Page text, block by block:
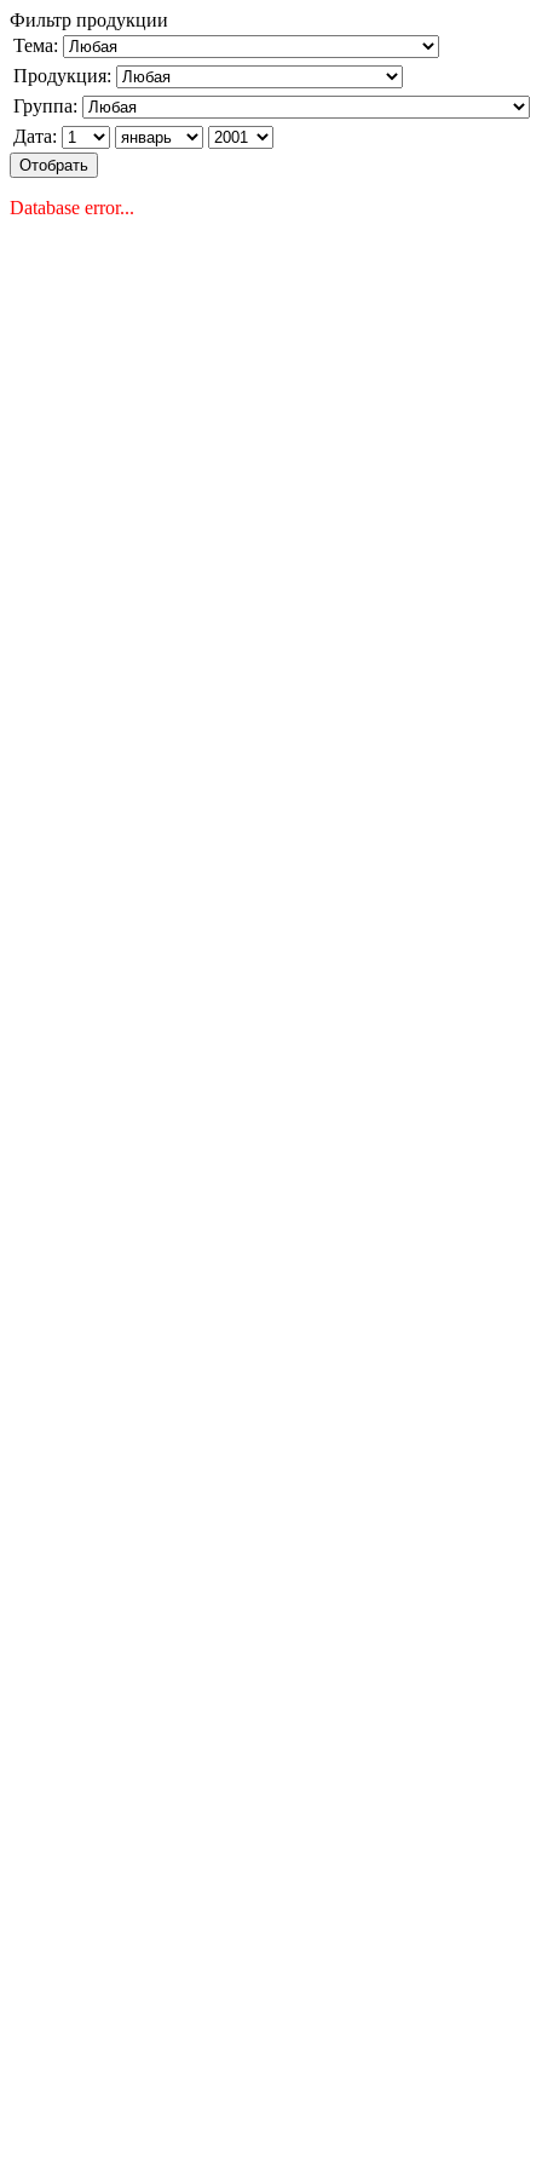
Фильтр продукции
Тема:
Продукция:
Группа:
Дата:
Database error...